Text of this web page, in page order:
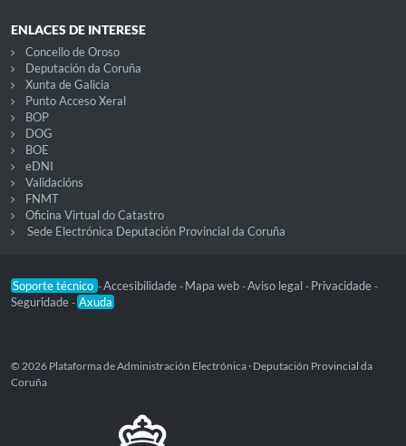
ENLACES DE INTERESE
Concello de Oroso
Deputación da Coruña
Xunta de Galicia
Punto Acceso Xeral
BOP
DOG
BOE
eDNI
Validacións
FNMT
Oficina Virtual do Catastro
Sede Electrónica Deputación Provincial da Coruña
Soporte técnico -Accesibilidade - Mapa web -Aviso legal - Privacidade -
Seguridade - Axuda
© 2026 Plataforma de Administración Electrónica · Deputación Provincial da
Coruña